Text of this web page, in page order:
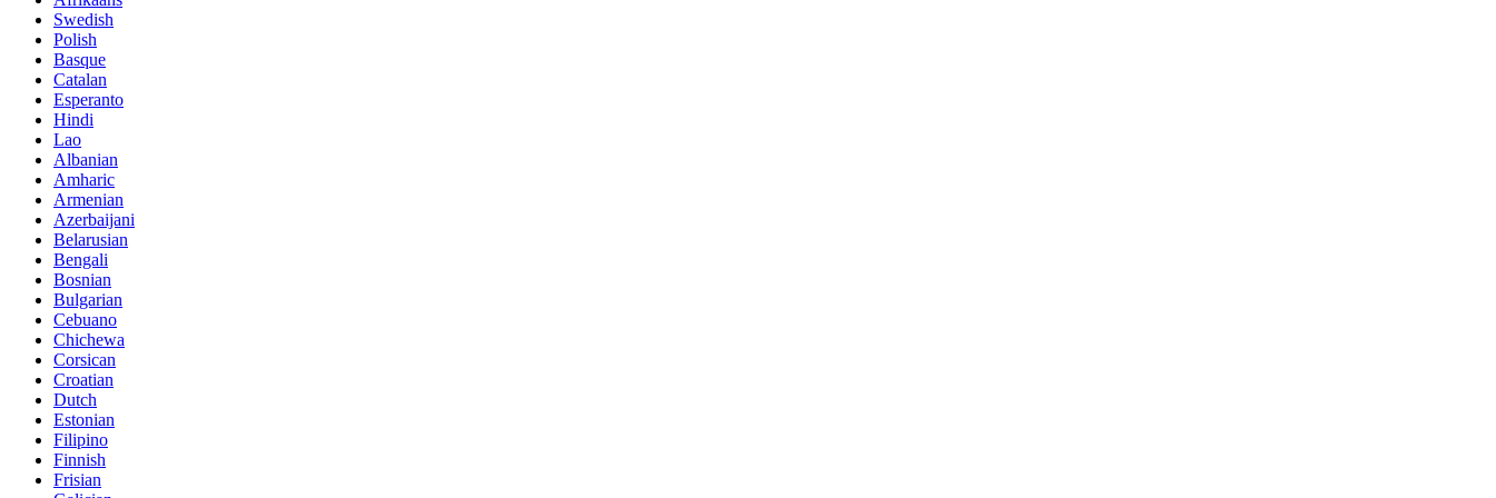
Swedish
Polish
Basque
Catalan
Esperanto
Hindi
Lao
Albanian
Amharic
Armenian
Azerbaijani
Belarusian
Bengali
Bosnian
Bulgarian
Cebuano
Chichewa
Corsican
Croatian
Dutch
Estonian
Filipino
Finnish
Frisian